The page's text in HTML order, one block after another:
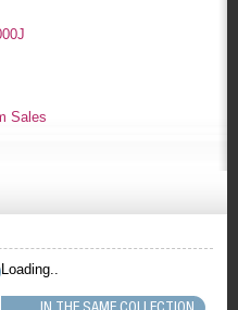
Sales
Loading..